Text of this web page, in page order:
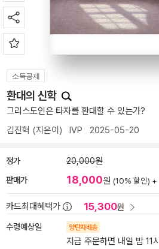
소득공제
환대의 신학
그리스도인은 타자를 환대할 수 있는가?
김진혁 (지은이) IVP 2025-05-20
정가 20,000원
판매가 18,000원 (10% 할인) +
카드최대혜택가 15,300원
수령예상일 양탄자배송
지금 주문하면 내일 밤 11시